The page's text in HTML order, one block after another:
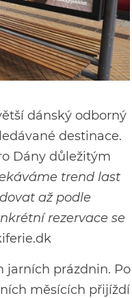
dánský odborný
destinace.
Dány důležitým
trend last
až podle
rezervace se
jarních prázdnin. Po
měsících přijíždí